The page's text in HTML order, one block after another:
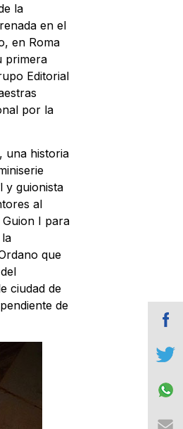
la
en el
en Roma
primera
Editorial
por la
una historia
y guionista
al
I para
que
ciudad de
de